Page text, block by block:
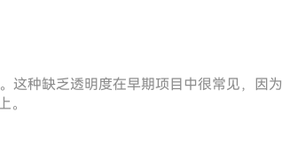
这种缺乏透明度在早期项目中很常见，因为
。